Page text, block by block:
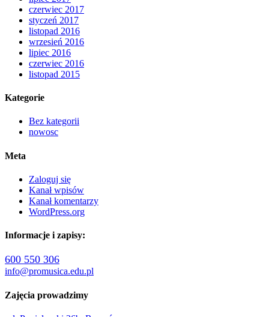
czerwiec 2017
styczeń 2017
listopad 2016
wrzesień 2016
lipiec 2016
czerwiec 2016
listopad 2015
Kategorie
Bez kategorii
nowosc
Meta
Zaloguj się
Kanał wpisów
Kanał komentarzy
WordPress.org
Informacje i zapisy:
600 550 306
info@promusica.edu.pl
Zajęcia prowadzimy